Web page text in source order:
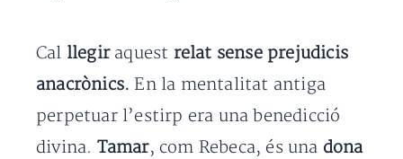
Cal llegir aquest relat sense prejudicis
anacrònics. En la mentalitat antiga
perpetuar l’estirp era una benedicció
divina. Tamar, com Rebeca, és una dona